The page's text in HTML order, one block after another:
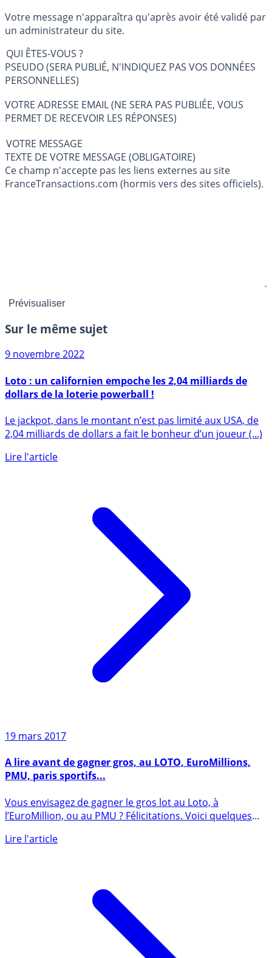
Votre message n'apparaîtra qu'après avoir été validé par
un administrateur du site.
QUI ÊTES-VOUS ?
PSEUDO (SERA PUBLIÉ, N'INDIQUEZ PAS VOS DONNÉES
PERSONNELLES)
VOTRE ADRESSE EMAIL (NE SERA PAS PUBLIÉE, VOUS
PERMET DE RECEVOIR LES RÉPONSES)
VOTRE MESSAGE
TEXTE DE VOTRE MESSAGE (OBLIGATOIRE)
Ce champ n'accepte pas les liens externes au site
FranceTransactions.com (hormis vers des sites officiels).
Sur le même sujet
Loto : un californien empoche les 2,04 milliards de
Le jackpot, dans le montant n’est pas limité aux USA, de
2,04 milliards de dollars a fait le bonheur d’un joueur (...)
A lire avant de gagner gros, au LOTO, EuroMillions,
Vous envisagez de gagner le gros lot au Loto, à
l’EuroMillion, ou au PMU ? Félicitations. Voici quelques
conseils (...)